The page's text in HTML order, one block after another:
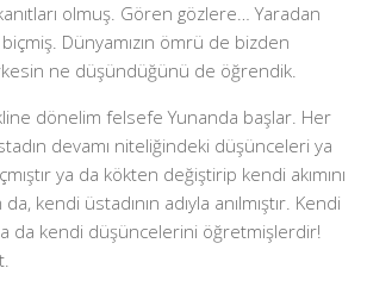
olmuş. Gören gözlere… Yaradan
Dünyamızın ömrü de bizden
ne düşündüğünü de öğrendik.
dönelim felsefe Yunanda başlar. Her
devamı niteliğindeki düşünceleri ya
ya da kökten değiştirip kendi akımını
da, kendi üstadının adıyla anılmıştır. Kendi
da kendi düşüncelerini öğretmişlerdir!